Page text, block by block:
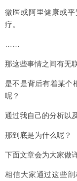
微医或阿里健康或
疗。
……
那这些事情之间有无
是不是背后有着某个
呢？
通过我自己的分析以
那到底是为什么呢？
下面文章会为大家做
相信大家通过这些